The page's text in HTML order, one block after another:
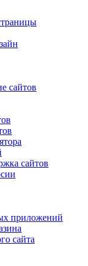
сайтов
сайтов
приложений
сайта